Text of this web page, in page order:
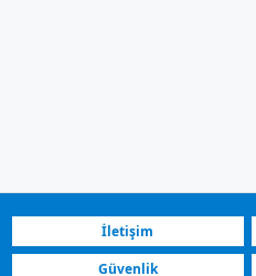
İletişim
Güvenlik